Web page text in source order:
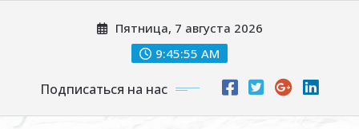
Пятница, 7 августа 2026
9:45:56 AM
Подписаться на нас